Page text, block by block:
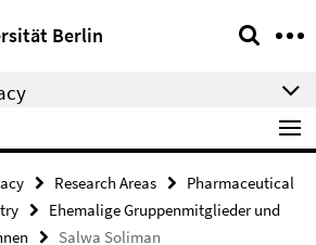
Berlin
Research Areas
Pharmaceutical
Ehemalige Gruppenmitglieder und
Salwa Soliman